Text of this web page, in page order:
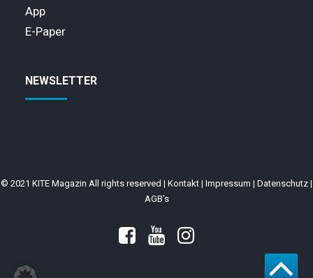
App
E-Paper
NEWSLETTER
© 2021 KITE Magazin All rights reserved | Kontakt | Impressum | Datenschutz |
AGB’s